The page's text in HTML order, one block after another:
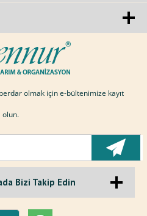
olmak için e-bültenimize kayıt
olun.
Bizi Takip Edin